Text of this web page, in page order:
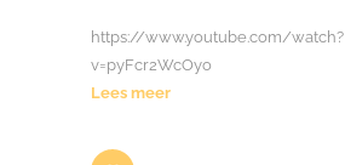
https://www.youtube.com/watch?
v=pyFcr2WcOyo
Lees meer